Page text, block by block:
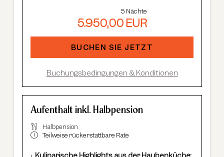
kostenlose Summer Card, AREA
47 Eintritt, geführte Wanderungen etc.
5 Nächte
5.950,00 EUR
BUCHEN SIE JETZT
Buchungsbedingungen & Konditionen
Aufenthalt inkl. Halbpension
Halbpension
Teilweise rückerstattbare Rate